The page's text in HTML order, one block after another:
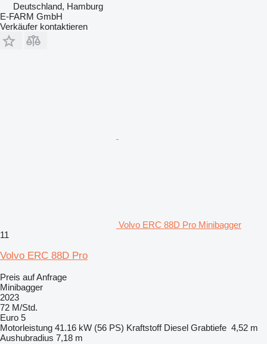
Deutschland, Hamburg
E-FARM GmbH
Verkäufer kontaktieren
Volvo ERC 88D Pro Minibagger
11
Volvo ERC 88D Pro
Preis auf Anfrage
Minibagger
2023
72 M/Std.
Euro 5
Motorleistung 41.16 kW (56 PS) Kraftstoff Diesel Grabtiefe 4,52 m
Aushubradius 7,18 m